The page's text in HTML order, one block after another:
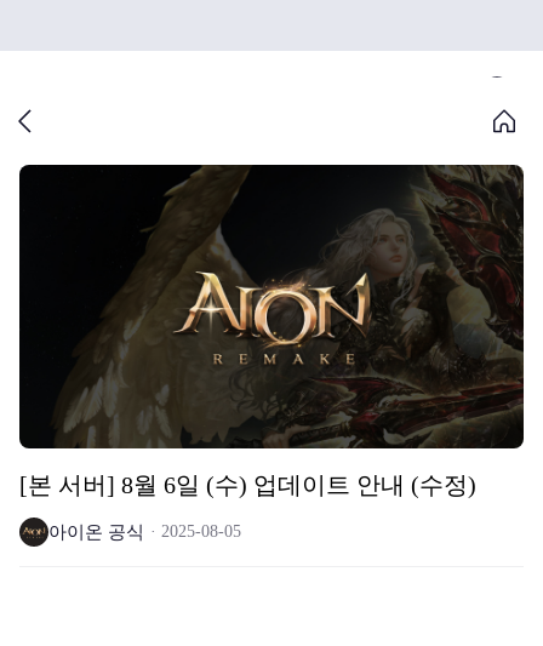
[본 서버] 8월 6일 (수) 업데이트 안내 (수정)
아이온 공식 2025-08-05